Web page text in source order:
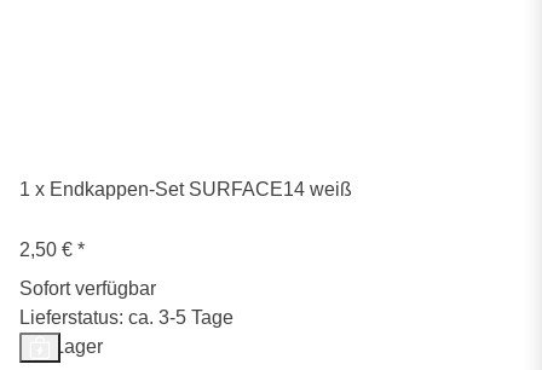
1 x Endkappen-Set SURFACE14 weiß
2,50 € *
Sofort verfügbar
Lieferstatus: ca. 3-5 Tage
Auf Lager